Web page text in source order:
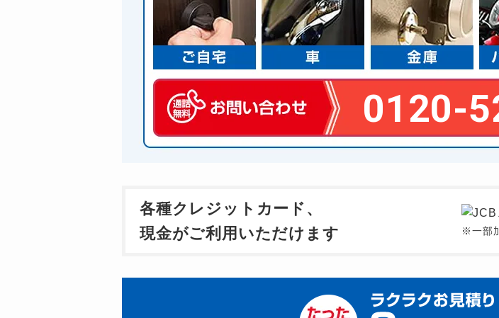
0120-
各種クレジットカード、
現金がご利用いただけます
※一部